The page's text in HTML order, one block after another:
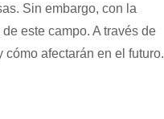
Sin embargo, con la
este campo. A través de
afectarán en el futuro.